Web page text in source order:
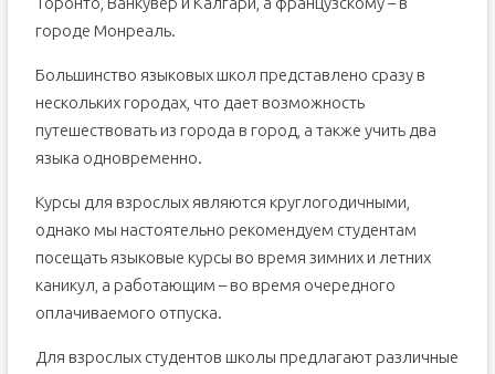
Re: Канадская виза для краткосрочных языковых курсов
Re: Канадская виза для краткосрочных языковых курсов
Re: Канадская виза для краткосрочных языковых курсов
Re: Канадская виза для краткосрочных языковых курсов
Re: Канадская виза для краткосрочных языковых курсов
Re: Канадская виза для краткосрочных языковых курсов
Re: Канадская виза для краткосрочных языковых курсов
Re: Канадская виза для краткосрочных языковых курсов
Re: Канадская виза для краткосрочных языковых курсов
Re: Канадская виза для краткосрочных языковых курсов
городе Монреаль.
Большинство языковых школ представлено сразу в
нескольких городах, что дает возможность
путешествовать из города в город, а также учить два
языка одновременно.
Курсы для взрослых являются круглогодичными,
однако мы настоятельно рекомендуем студентам
посещать языковые курсы во время зимних и летних
каникул, а работающим – во время очередного
оплачиваемого отпуска.
Для взрослых студентов школы предлагают различные